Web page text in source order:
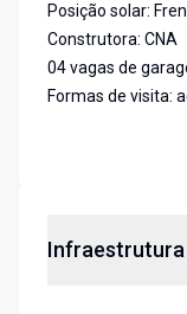
Posição solar:
Construtora: CNA
04 vagas de
Formas de visita:
Infraestrutura